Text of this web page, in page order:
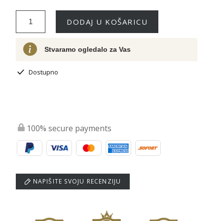
DODAJ U KOŠARICU
Stvaramo ogledalo za Vas
Dostupno
100% secure payments
NAPIŠITE SVOJU RECENZIJU